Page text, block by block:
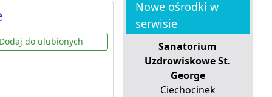
do ulubionych
Nowe ośrodki w
serwisie
Sanatorium
Uzdrowiskowe St.
George
Ciechocinek